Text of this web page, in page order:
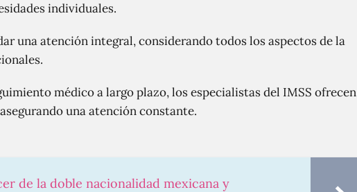
individuales.
una atención integral, considerando todos los aspectos de la
médico a largo plazo, los especialistas del IMSS ofrecen
una atención constante.
de la doble nacionalidad mexicana y